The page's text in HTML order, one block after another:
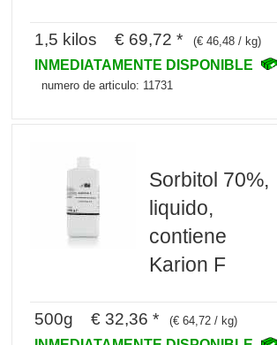
1,5 kilos € 69,72 * (€ 46,48 / kg)
INMEDIATAMENTE DISPONIBLE
numero de articulo: 11731
Sorbitol 70%,
liquido,
contiene
Karion F
500g € 32,36 * (€ 64,72 / kg)